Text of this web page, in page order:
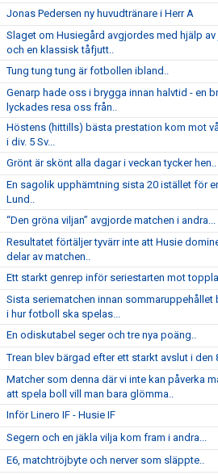
Jonas Pedersen ny huvudtränare i Herr A
Slaget om Husiegård avgjordes med hjälp av
och en klassisk tåfjutt..
Tung tung tung är fotbollen ibland..
Genarp hade oss i brygga innan halvtid - en
lyckades resa oss från..
Höstens (hittills) bästa prestation kom mot
i div. 5 Sv...
Grönt är skönt alla dagar i veckan tycker hen..
En sagolik upphämtning sista 20 istället för
Lund..
“Den gröna viljan” avgjorde matchen i andra...
Resultatet förtäljer tyvärr inte att Husie
delar av matchen..
Ett starkt genrep inför seriestarten mot
Sista seriematchen innan sommaruppehållet
i hur fotboll ska spelas...
En odiskutabel seger och tre nya poäng..
Trean blev bärgad efter ett starkt avslut i den
Matcher som denna där vi inte kan påverka
att spela boll vill man bara glömma..
Inför Linero IF - Husie IF
Segern och en jäkla vilja kom fram i andra...
E6, matchtröjbyte och nerver som släppte..